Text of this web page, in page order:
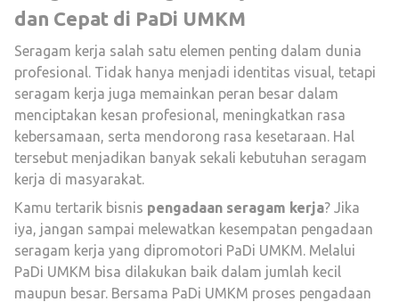
dan Cepat di PaDi UMKM
Seragam kerja salah satu elemen penting dalam dunia
profesional. Tidak hanya menjadi identitas visual, tetapi
seragam kerja juga memainkan peran besar dalam
menciptakan kesan profesional, meningkatkan rasa
kebersamaan, serta mendorong rasa kesetaraan. Hal
tersebut menjadikan banyak sekali kebutuhan seragam
kerja di masyarakat.
Kamu tertarik bisnis pengadaan seragam kerja? Jika
iya, jangan sampai melewatkan kesempatan pengadaan
seragam kerja yang dipromotori PaDi UMKM. Melalui
PaDi UMKM bisa dilakukan baik dalam jumlah kecil
maupun besar. Bersama PaDi UMKM proses pengadaan